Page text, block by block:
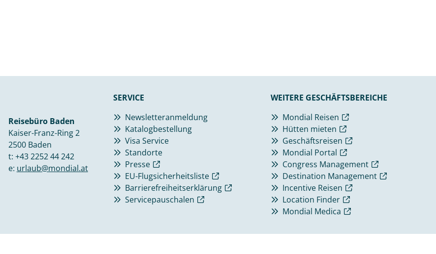
Reisebüro Baden
Kaiser-Franz-Ring 2
2500 Baden
t: +43 2252 44 242
e: urlaub@mondial.at
SERVICE
Newsletteranmeldung
Katalogbestellung
Visa Service
Standorte
Presse
EU-Flugsicherheitsliste
Barrierefreiheitserklärung
Servicepauschalen
WEITERE GESCHÄFTSBEREICHE
Mondial Reisen
Hütten mieten
Geschäftsreisen
Mondial Portal
Congress Management
Destination Management
Incentive Reisen
Location Finder
Mondial Medica